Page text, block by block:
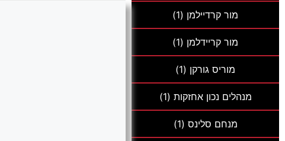
מור קרדיילמן (1)
מור קריידלמן (1)
מוריס גורקן (1)
מנהלים נכון אחזקות (1)
מנחם סלינס (1)